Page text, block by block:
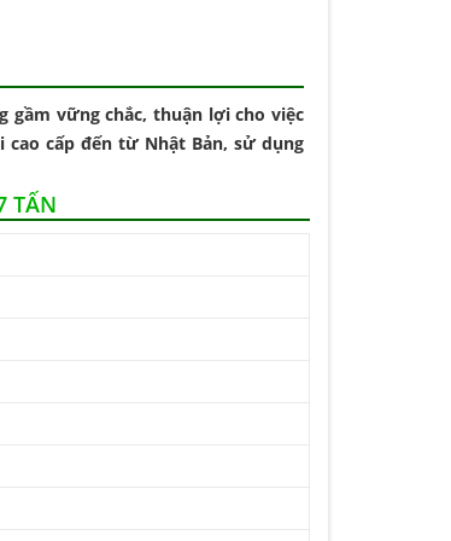
gầm vững chắc, thuận lợi cho việc
cấp đến từ Nhật Bản, sử dụng
TẤN